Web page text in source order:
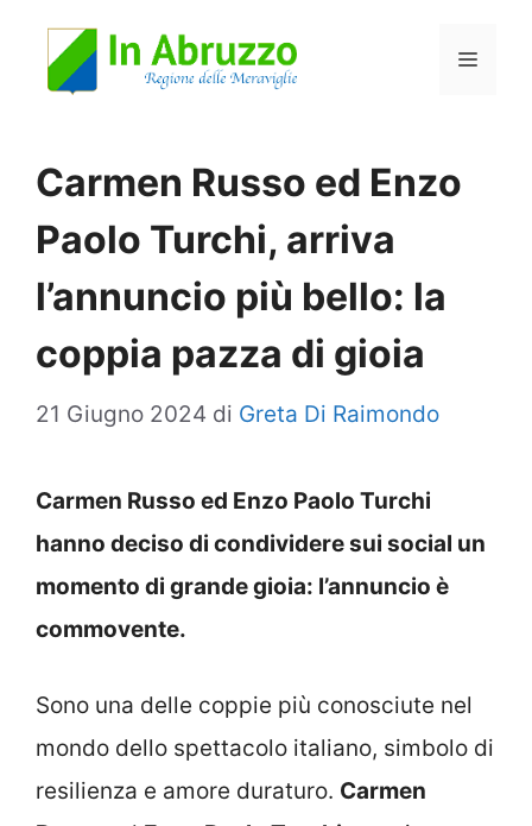
Menu
Carmen Russo ed Enzo
Paolo Turchi, arriva
l’annuncio più bello: la
coppia pazza di gioia
21 Giugno 2024 di Greta Di Raimondo
Carmen Russo ed Enzo Paolo Turchi
hanno deciso di condividere sui social un
momento di grande gioia: l’annuncio è
commovente.
Sono una delle coppie più conosciute nel
mondo dello spettacolo italiano, simbolo di
resilienza e amore duraturo. Carmen